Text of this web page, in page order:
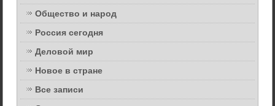
Общество и народ
Россия сегодня
Деловой мир
Новое в стране
Все записи